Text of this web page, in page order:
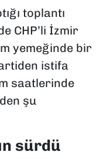
toplantı
CHP’li İzmir
yemeğinde bir
istifa
saatlerinde
şu
sürdü